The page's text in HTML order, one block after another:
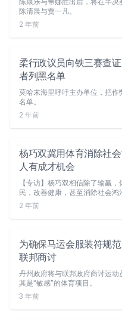
陈清晨与贾一凡。
2 年前
柔行政议员向铁三赛查
者列黑名单
莫哈末海里呼吁主办单位，把作
名单。
2 年前
杨巧双冀用体育消除社
人有成才机会
【专访】杨巧双相信除了输赢
民，改善健康，甚至消除社会鸿
2 年前
为确保马运会服装符规
联邦商讨
丹州政府将与联邦政府商讨运动
其是“敏感”的体育项目。
3 年前